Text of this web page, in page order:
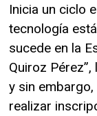
Inicia un ciclo
tecnología
sucede en la
Quiroz
y sin
realizar